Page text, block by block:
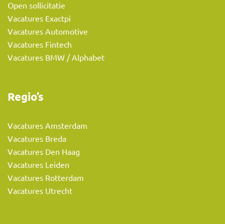
Open sollicitatie
Vacatures Exactpi
Vacatures Automotive
Vacatures Fintech
Vacatures BMW / Alphabet
Regio’s
Vacatures Amsterdam
Vacatures Breda
Vacatures Den Haag
Vacatures Leiden
Vacatures Rotterdam
Vacatures Utrecht